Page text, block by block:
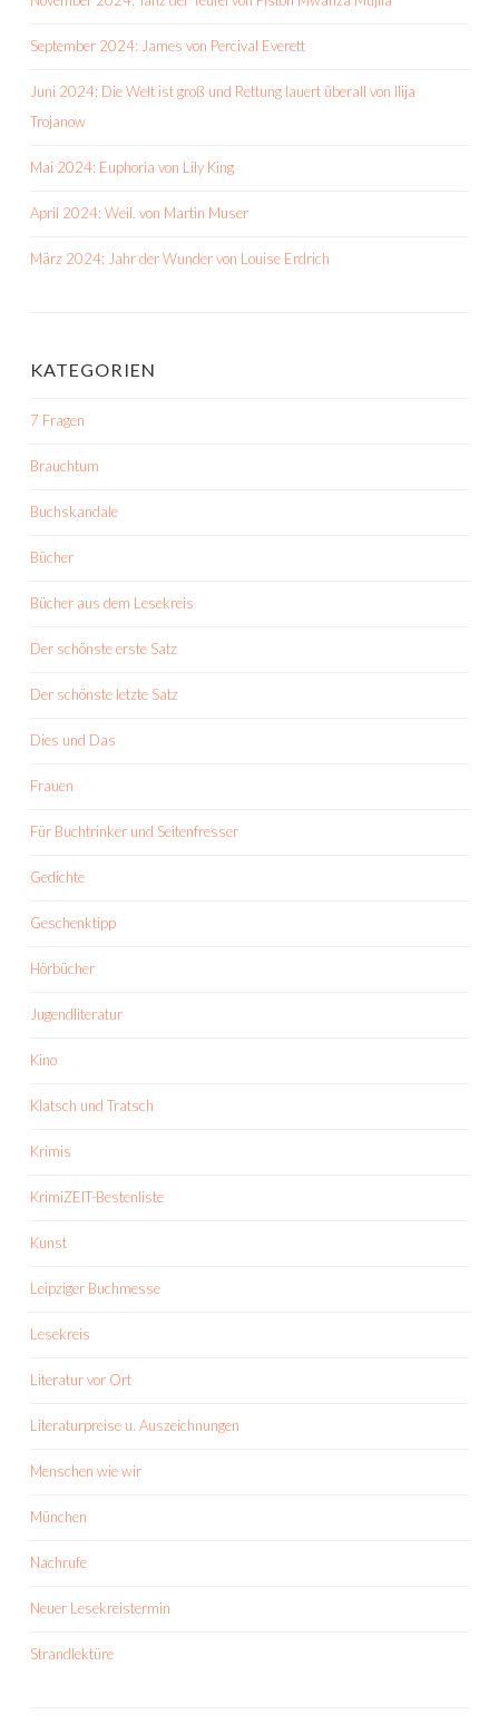
September 2024: James von Percival Everett
Juni 2024: Die Welt ist groß und Rettung lauert überall von Ilija
Trojanow
Mai 2024: Euphoria von Lily King
April 2024: Weil. von Martin Muser
März 2024: Jahr der Wunder von Louise Erdrich
KATEGORIEN
7 Fragen
Brauchtum
Buchskandale
Bücher
Bücher aus dem Lesekreis
Der schönste erste Satz
Der schönste letzte Satz
Dies und Das
Frauen
Für Buchtrinker und Seitenfresser
Gedichte
Geschenktipp
Hörbücher
Jugendliteratur
Kino
Klatsch und Tratsch
Krimis
KrimiZEIT-Bestenliste
Kunst
Leipziger Buchmesse
Lesekreis
Literatur vor Ort
Literaturpreise u. Auszeichnungen
Menschen wie wir
München
Nachrufe
Neuer Lesekreistermin
Strandlektüre